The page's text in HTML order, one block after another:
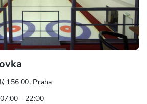
156 00, Praha
- 22:00